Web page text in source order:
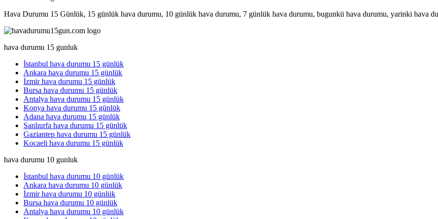
Hava Durumu 15 Günlük, 15 günlük hava durumu, 10 günlük hava durumu, 7 günlük hava durumu, bugunkü hava durumu, yarinki hava
hava durumu 15 gunluk
İstanbul hava durumu 15 günlük
Ankara hava durumu 15 günlük
İzmir hava durumu 15 günlük
Bursa hava durumu 15 günlük
Antalya hava durumu 15 günlük
Konya hava durumu 15 günlük
Adana hava durumu 15 günlük
Şanlıurfa hava durumu 15 günlük
Gaziantep hava durumu 15 günlük
Kocaeli hava durumu 15 günlük
hava durumu 10 gunluk
İstanbul hava durumu 10 günlük
Ankara hava durumu 10 günlük
İzmir hava durumu 10 günlük
Bursa hava durumu 10 günlük
Antalya hava durumu 10 günlük